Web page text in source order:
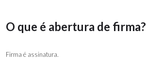
O que é abertura de firma?
Firma é assinatura.